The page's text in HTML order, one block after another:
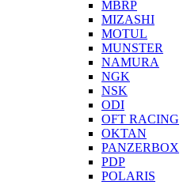
MBRP
MIZASHI
MOTUL
MUNSTER
NAMURA
NGK
NSK
ODI
OFT RACING
OKTAN
PANZERBOX
PDP
POLARIS